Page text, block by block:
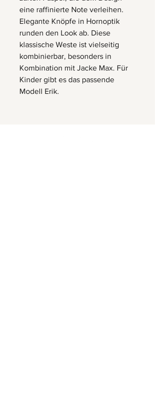
eine raffinierte Note verleihen.
Elegante Knöpfe in Hornoptik
runden den Look ab. Diese
klassische Weste ist vielseitig
kombinierbar, besonders in
Kombination mit Jacke Max. Für
Kinder gibt es das passende
Modell Erik.